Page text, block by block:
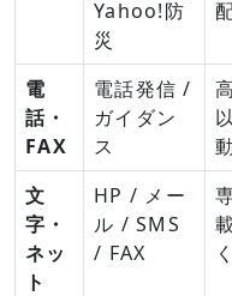
Yahoo!防
災
電
話・
FAX
電話発信 /
ガイダン
ス
文
字・
ネッ
ト
HP / メー
ル / SMS
/ FAX